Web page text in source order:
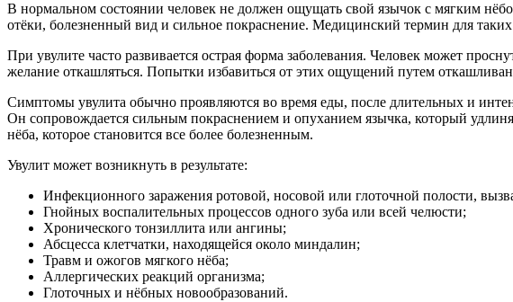
В нормальном состоянии человек не должен ощущать свой язычок с мягким
отёки, болезненный вид и сильное покраснение. Медицинский термин для
При увулите часто развивается острая форма заболевания. Человек может
желание откашляться. Попытки избавиться от этих ощущений путем
Симптомы увулита обычно проявляются во время еды, после длительных и
Он сопровождается сильным покраснением и опуханием язычка, который
нёба, которое становится все более болезненным.
Увулит может возникнуть в результате:
Инфекционного заражения ротовой, носовой или глоточной полости,
Гнойных воспалительных процессов одного зуба или всей челюсти;
Хронического тонзиллита или ангины;
Абсцесса клетчатки, находящейся около миндалин;
Травм и ожогов мягкого нёба;
Аллергических реакций организма;
Глоточных и нёбных новообразований.